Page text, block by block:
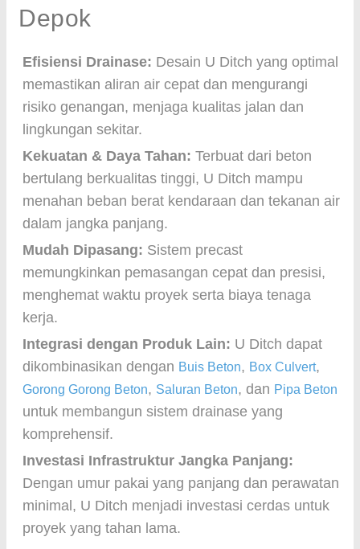
Depok
Efisiensi Drainase: Desain U Ditch yang optimal
memastikan aliran air cepat dan mengurangi
risiko genangan, menjaga kualitas jalan dan
lingkungan sekitar.
Kekuatan & Daya Tahan: Terbuat dari beton
bertulang berkualitas tinggi, U Ditch mampu
menahan beban berat kendaraan dan tekanan air
dalam jangka panjang.
Mudah Dipasang: Sistem precast
memungkinkan pemasangan cepat dan presisi,
menghemat waktu proyek serta biaya tenaga
kerja.
Integrasi dengan Produk Lain: U Ditch dapat
dikombinasikan dengan Buis Beton, Box Culvert,
Gorong Gorong Beton, Saluran Beton, dan Pipa Beton
untuk membangun sistem drainase yang
komprehensif.
Investasi Infrastruktur Jangka Panjang:
Dengan umur pakai yang panjang dan perawatan
minimal, U Ditch menjadi investasi cerdas untuk
proyek yang tahan lama.